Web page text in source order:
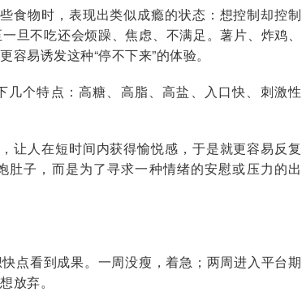
食物时，表现出类似成瘾的状态：想控制却控制
旦不吃还会烦躁、焦虑、不满足。薯片、炸鸡、
易诱发这种“停不下来”的体验。
个特点：高糖、高脂、高盐、入口快、刺激性
让人在短时间内获得愉悦感，于是就更容易反复
子，而是为了寻求一种情绪的安慰或压力的出
点看到成果。一周没瘦，着急；两周进入平台期
放弃。